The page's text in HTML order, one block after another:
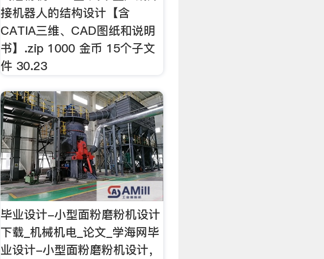
接机器人的结构设计【含
CATIA三维、CAD图纸和说明
书】.zip 1000 金币 15个子文
件 30.23
毕业设计-小型面粉磨粉机设计
下载_机械机电_论文_学海网毕
业设计-小型面粉磨粉机设计，